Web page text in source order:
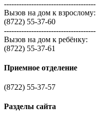
-------------------------------------
Вызов на дом к взрослому:
(8722) 55-37-60
-------------------------------------
Вызов на дом к ребёнку:
(8722) 55-37-61
Приемное отделение
(8722) 55-37-57
Разделы сайта